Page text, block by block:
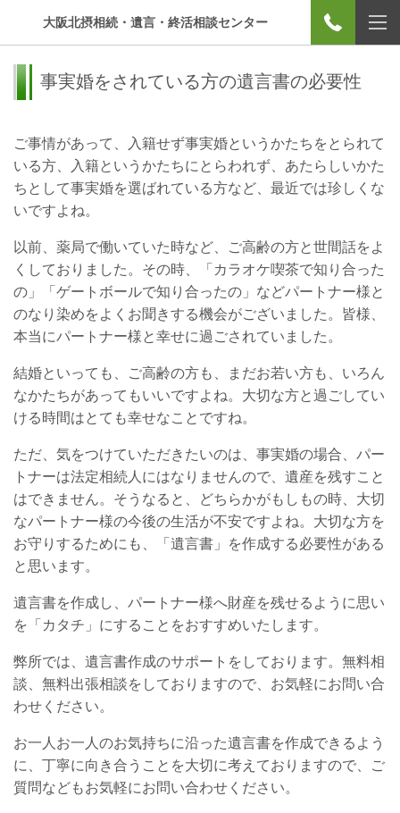
大阪北摂相続・遺言・終活相談センター
事実婚をされている方の遺言書の必要性
ご事情があって、入籍せず事実婚というかたちをとられて
いる方、入籍というかたちにとらわれず、あたらしいかた
ちとして事実婚を選ばれている方など、最近では珍しくな
いですよね。
以前、薬局で働いていた時など、ご高齢の方と世間話をよ
くしておりました。その時、「カラオケ喫茶で知り合った
の」「ゲートボールで知り合ったの」などパートナー様と
のなり染めをよくお聞きする機会がございました。皆様、
本当にパートナー様と幸せに過ごされていました。
結婚といっても、ご高齢の方も、まだお若い方も、いろん
なかたちがあってもいいですよね。大切な方と過ごしてい
ける時間はとても幸せなことですね。
ただ、気をつけていただきたいのは、事実婚の場合、パー
トナーは法定相続人にはなりませんので、遺産を残すこと
はできません。そうなると、どちらかがもしもの時、大切
なパートナー様の今後の生活が不安ですよね。大切な方を
お守りするためにも、「遺言書」を作成する必要性がある
と思います。
遺言書を作成し、パートナー様へ財産を残せるように思い
を「カタチ」にすることをおすすめいたします。
弊所では、遺言書作成のサポートをしております。無料相
談、無料出張相談をしておりますので、お気軽にお問い合
わせください。
お一人お一人のお気持ちに沿った遺言書を作成できるよう
に、丁寧に向き合うことを大切に考えておりますので、ご
質問などもお気軽にお問い合わせください。